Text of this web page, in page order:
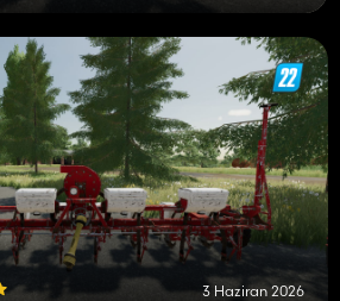
3 Haziran 2026